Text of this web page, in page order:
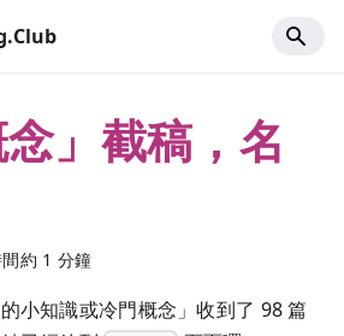
念」截稿，名
約 1 分鐘
小知識或冷門概念」收到了 98 篇